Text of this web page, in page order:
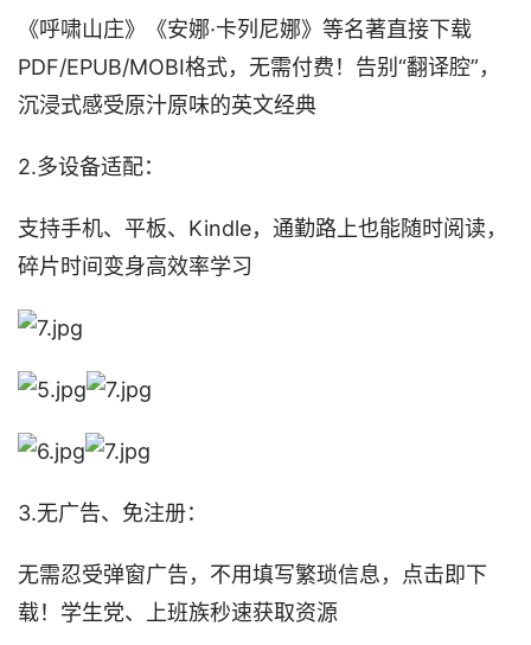
《呼啸山庄》《安娜·卡列尼娜》等名著直接下载
PDF/EPUB/MOBI格式，无需付费！告别“翻译腔”，
沉浸式感受原汁原味的英文经典
2.多设备适配：
支持手机、平板、Kindle，通勤路上也能随时阅读，
碎片时间变身高效率学习
3.无广告、免注册：
无需忍受弹窗广告，不用填写繁琐信息，点击即下
载！学生党、上班族秒速获取资源